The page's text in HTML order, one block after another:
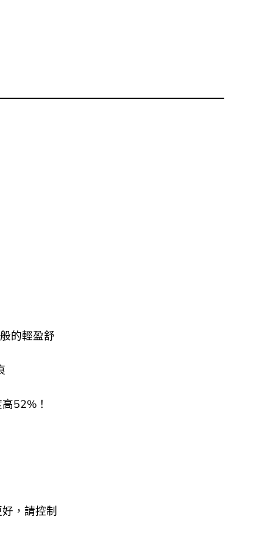
的輕盈舒
52%！
，請控制